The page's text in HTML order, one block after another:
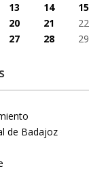
13 14 15
20 21 22
27 28 29
de Badajoz